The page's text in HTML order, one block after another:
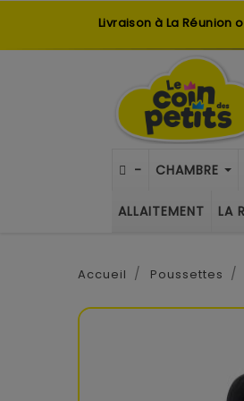
Livraison à La Réunion
- CHAMBRE
ALLAITEMENT LA
Accueil Poussettes